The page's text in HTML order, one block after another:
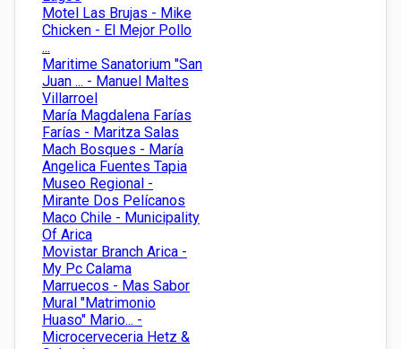
Motel Las Brujas - Mike
Chicken - El Mejor Pollo
...
Maritime Sanatorium "San
Juan ... - Manuel Maltes
Villarroel
María Magdalena Farías
Farías - Maritza Salas
Mach Bosques - María
Angelica Fuentes Tapia
Museo Regional -
Mirante Dos Pelícanos
Maco Chile - Municipality
Of Arica
Movistar Branch Arica -
My Pc Calama
Marruecos - Mas Sabor
Mural "Matrimonio
Huaso" Mario... -
Microcerveceria Hetz &